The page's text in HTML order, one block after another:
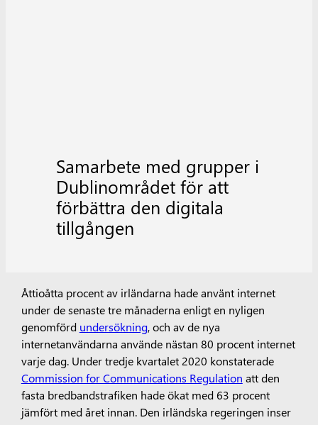
Samarbete med grupper i
Dublinområdet för att
förbättra den digitala
tillgången
Åttioåtta procent av irländarna hade använt internet
under de senaste tre månaderna enligt en nyligen
genomförd undersökning, och av de nya
internetanvändarna använde nästan 80 procent internet
varje dag. Under tredje kvartalet 2020 konstaterade
Commission for Communications Regulation att den
fasta bredbandstrafiken hade ökat med 63 procent
jämfört med året innan. Den irländska regeringen inser